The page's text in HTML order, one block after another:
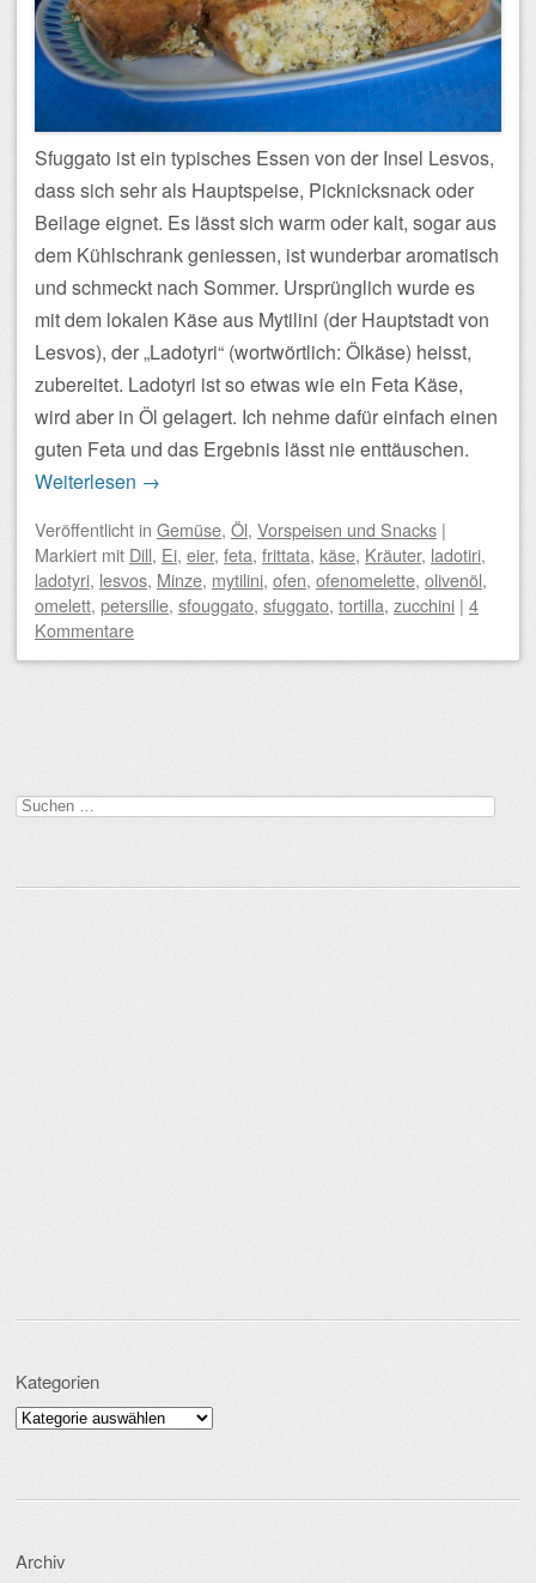
Sfuggato ist ein typisches Essen von der Insel Lesvos,
dass sich sehr als Hauptspeise, Picknicksnack oder
Beilage eignet. Es lässt sich warm oder kalt, sogar aus
dem Kühlschrank geniessen, ist wunderbar aromatisch
und schmeckt nach Sommer. Ursprünglich wurde es
mit dem lokalen Käse aus Mytilini (der Hauptstadt von
Lesvos), der „Ladotyri“ (wortwörtlich: Ölkäse) heisst,
zubereitet. Ladotyri ist so etwas wie ein Feta Käse,
wird aber in Öl gelagert. Ich nehme dafür einfach einen
guten Feta und das Ergebnis lässt nie enttäuschen.
Weiterlesen →
Veröffentlicht in Gemüse, Öl, Vorspeisen und Snacks |
Markiert mit Dill, Ei, eier, feta, frittata, käse, Kräuter, ladotiri,
ladotyri, lesvos, Minze, mytilini, ofen, ofenomelette, olivenöl,
omelett, petersilie, sfouggato, sfuggato, tortilla, zucchini | 4
Kommentare
Suchen
nach:
Kategorien
Kategorien
Archiv